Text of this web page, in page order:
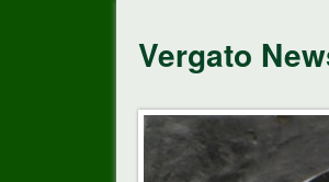
Vergato